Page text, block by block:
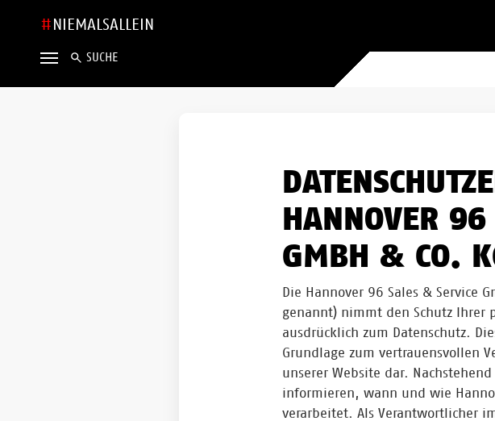
NIEMALSALLEIN
SUCHE
HANNOVER
GMBH & CO.
Die Hannover 96 Sales & Service
genannt) nimmt den Schutz Ihrer
ausdrücklich zum Datenschutz.
Grundlage zum vertrauensvollen
unserer Website dar.
informieren, wann und wie
verarbeitet. Als Verantwortlicher